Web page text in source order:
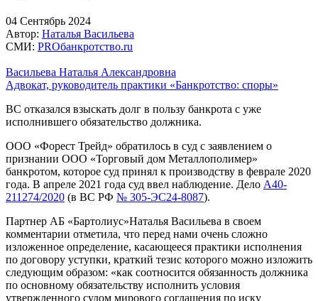
04 Сентябрь 2024
Автор: Наталья Васильева
СМИ: PROбанкротство.ru
Васильева Наталья Александровна
Адвокат, руководитель практики «Банкротство: споры»
ВС отказался взыскать долг в пользу банкрота с уже
исполнившего обязательство должника.
ООО «Форест Трейд» обратилось в суд с заявлением о
признании ООО «Торговый дом Металлополимер»
банкротом, которое суд принял к производству в феврале 2020
года. В апреле 2021 года суд ввел наблюдение. Дело А40-
211274/2020 (в ВС РФ № 305-ЭС24-8087).
Партнер АБ «Бартолиус»Наталья Васильева в своем
комментарии отметила, что перед нами очень сложно
изложенное определение, касающееся практики исполнения
по договору уступки, краткий тезис которого можно изложить
следующим образом: «как соотносится обязанность должника
по основному обязательству исполнить условия
утвержденного судом мирового соглашения по иску